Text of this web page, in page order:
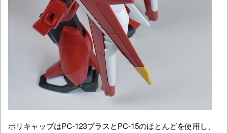
ポリキャップはPC-123プラスとPC-15のほとんどを使用し、